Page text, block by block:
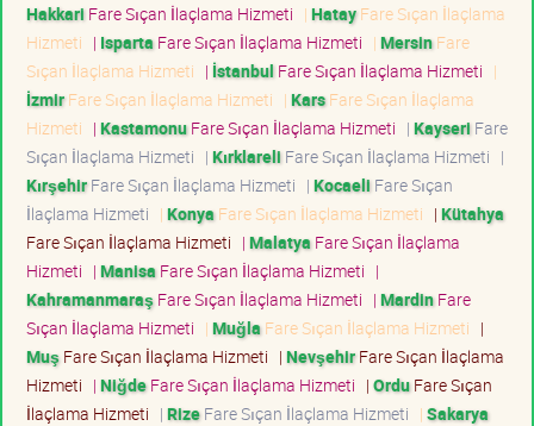
Hakkari Fare Sıçan İlaçlama Hizmeti | HatayFare Sıçan İlaçlama
Hizmeti | Isparta Fare Sıçan İlaçlama Hizmeti | MersinFare
Sıçan İlaçlama Hizmeti | İstanbul Fare Sıçan İlaçlama Hizmeti |
İzmirFare Sıçan İlaçlama Hizmeti | KarsFare Sıçan İlaçlama
Hizmeti | KastamonuFare Sıçan İlaçlama Hizmeti | Kayseri Fare
Sıçan İlaçlama Hizmeti | Kırklareli Fare Sıçan İlaçlama Hizmeti |
KırşehirFare Sıçan İlaçlama Hizmeti | Kocaeli Fare Sıçan
İlaçlama Hizmeti | Konya Fare Sıçan İlaçlama Hizmeti | Kütahya
Fare Sıçan İlaçlama Hizmeti | Malatya Fare Sıçan İlaçlama
Hizmeti | Manisa Fare Sıçan İlaçlama Hizmeti |
Kahramanmaraş Fare Sıçan İlaçlama Hizmeti | MardinFare
Sıçan İlaçlama Hizmeti | Muğla Fare Sıçan İlaçlama Hizmeti |
Muş Fare Sıçan İlaçlama Hizmeti | NevşehirFare Sıçan İlaçlama
Hizmeti | NiğdeFare Sıçan İlaçlama Hizmeti | OrduFare Sıçan
İlaçlama Hizmeti | RizeFare Sıçan İlaçlama Hizmeti | Sakarya